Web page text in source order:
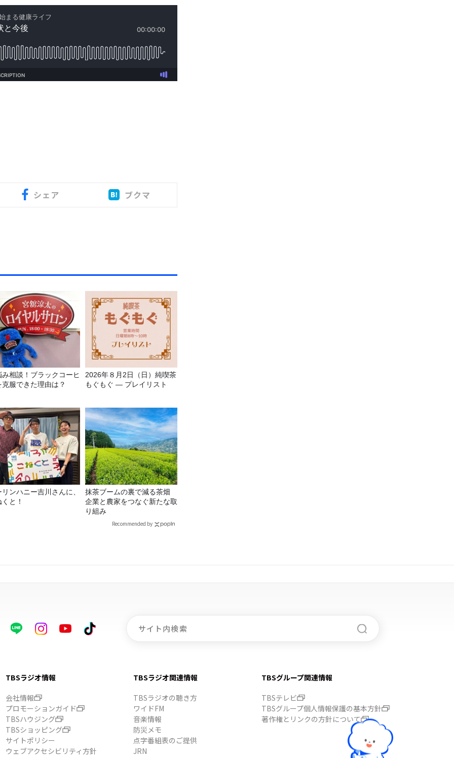
シェア ブクマ
み相談！ブラックコーヒ
克服できた理由は？
2026年８月2日（日）純喫茶
もぐもぐ ― プレイリスト
リンハニー吉川さんに、
と！
抹茶ブームの裏で減る茶畑
企業と農家をつなぐ新たな取
り組み
Recommended by
TBSラジオ情報
会社情報
プロモーションガイド
TBSハウジング
TBSショッピング
サイトポリシー
ウェブアクセシビリティ方針
TBSラジオ関連情報
TBSラジオの聴き方
ワイドFM
音楽情報
防災メモ
点字番組表のご提供
JRN
TBSグループ関連情報
TBSテレビ
TBSグループ個人情報保護の基本方針
著作権とリンクの方針について